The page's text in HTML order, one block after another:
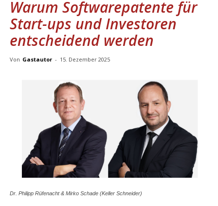
Warum Softwarepatente für
Start-ups und Investoren
entscheidend werden
Von Gastautor - 15. Dezember 2025
Dr. Philipp Rüfenacht & Mirko Schade (Keller Schneider)